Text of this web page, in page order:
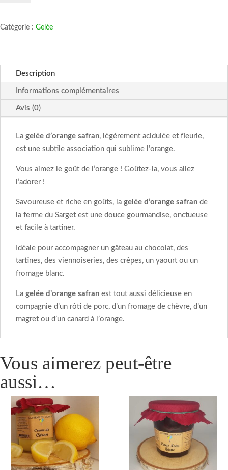
d'orange
safran
Catégorie : Gelée
Description
Informations complémentaires
Avis (0)
La gelée d’orange safran, légèrement acidulée et fleurie,
est une subtile association qui sublime l’orange.
Vous aimez le goût de l’orange ! Goûtez-la, vous allez
l’adorer !
Savoureuse et riche en goûts, la gelée d’orange safran de
la ferme du Sarget est une douce gourmandise, onctueuse
et facile à tartiner.
Idéale pour accompagner un gâteau au chocolat, des
tartines, des viennoiseries, des crêpes, un yaourt ou un
fromage blanc.
La gelée d’orange safran est tout aussi délicieuse en
compagnie d’un rôti de porc, d’un fromage de chèvre, d’un
magret ou d’un canard à l’orange.
Vous aimerez peut-être
aussi…